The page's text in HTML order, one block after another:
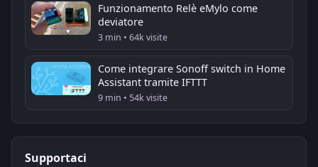
Funzionamento Relè eMylo come
deviatore
3 min • 64k visite
Come integrare Sonoff switch in Home
Assistant tramite IFTTT
9 min • 54k visite
Supportaci